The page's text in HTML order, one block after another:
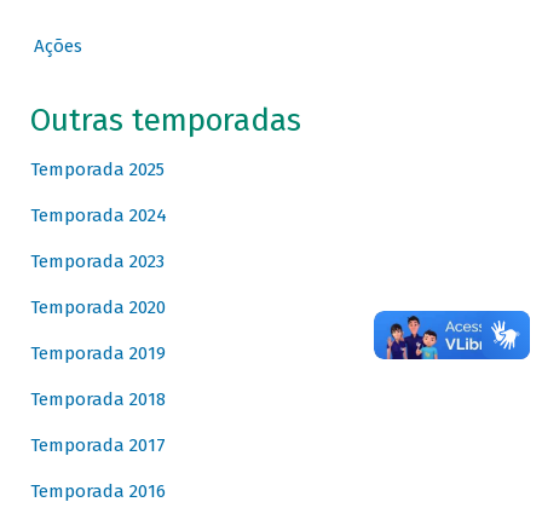
Ações
Outras temporadas
Temporada 2025
Temporada 2024
Temporada 2023
Temporada 2020
Temporada 2019
Temporada 2018
Temporada 2017
Temporada 2016